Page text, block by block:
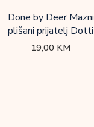
Done by Deer Mazni
plišani prijatelj Dotti
19,00 KM